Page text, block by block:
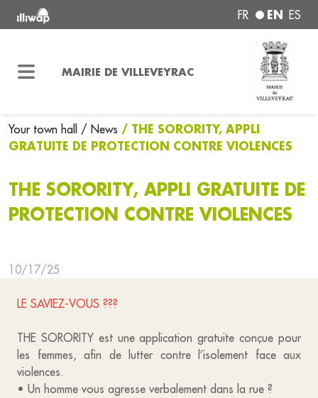
FR EN ES
MAIRIE DE VILLEVEYRAC
Your town hall / News / THE SORORITY, APPLI
GRATUITE DE PROTECTION CONTRE VIOLENCES
THE SORORITY, APPLI GRATUITE DE
PROTECTION CONTRE VIOLENCES
10/17/25
LE SAVIEZ-VOUS ???
THE SORORITY est une application gratuite conçue pour
les femmes, afin de lutter contre l’isolement face aux
violences.
• Un homme vous agresse verbalement dans la rue ?